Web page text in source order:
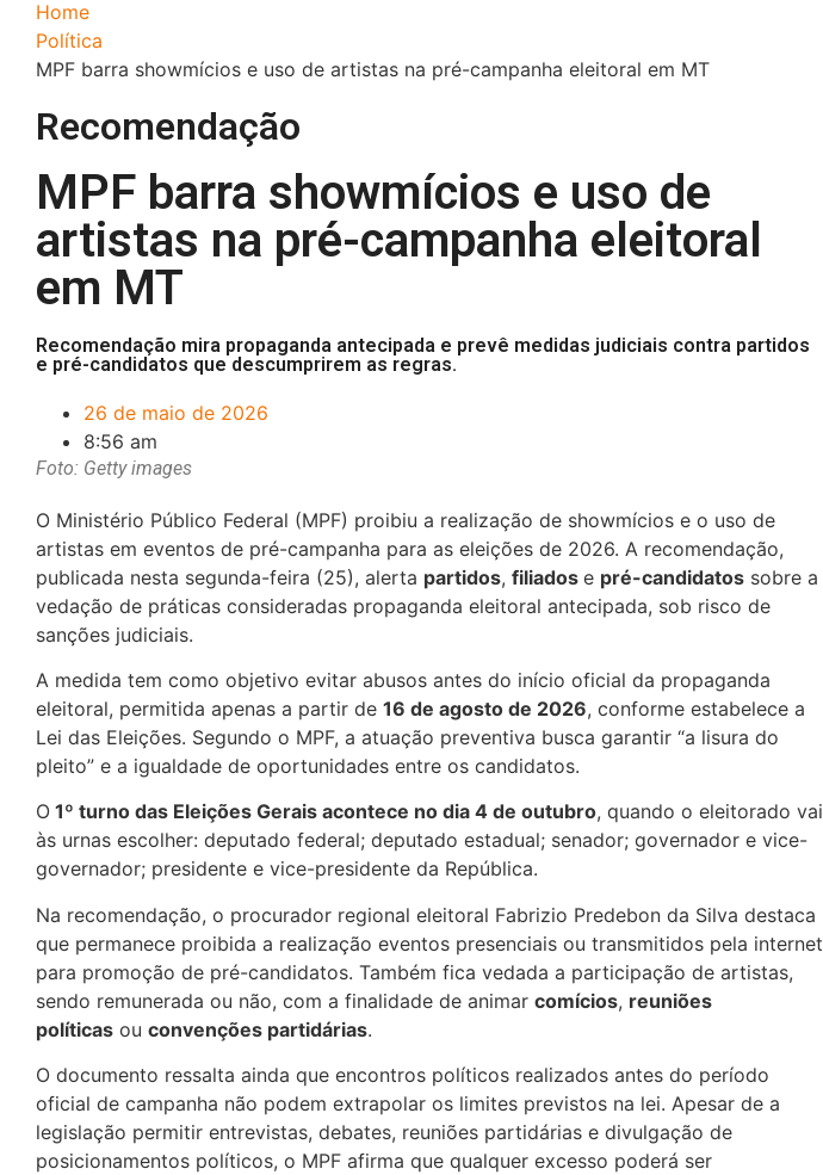
Home
Política
MPF barra showmícios e uso de artistas na pré-campanha eleitoral em MT
Recomendação
MPF barra showmícios e uso de
artistas na pré-campanha eleitoral
em MT
Recomendação mira propaganda antecipada e prevê medidas judiciais contra partidos
e pré-candidatos que descumprirem as regras.
26 de maio de 2026
8:56 am
Foto: Getty images
O Ministério Público Federal (MPF) proibiu a realização de showmícios e o uso de
artistas em eventos de pré-campanha para as eleições de 2026. A recomendação,
publicada nesta segunda-feira (25), alerta partidos, filiados e pré-candidatos sobre a
vedação de práticas consideradas propaganda eleitoral antecipada, sob risco de
sanções judiciais.
A medida tem como objetivo evitar abusos antes do início oficial da propaganda
eleitoral, permitida apenas a partir de 16 de agosto de 2026, conforme estabelece a
Lei das Eleições. Segundo o MPF, a atuação preventiva busca garantir “a lisura do
pleito” e a igualdade de oportunidades entre os candidatos.
O 1º turno das Eleições Gerais acontece no dia 4 de outubro, quando o eleitorado vai
às urnas escolher: deputado federal; deputado estadual; senador; governador e vice-
governador; presidente e vice-presidente da República.
Na recomendação, o procurador regional eleitoral Fabrizio Predebon da Silva destaca
que permanece proibida a realização eventos presenciais ou transmitidos pela internet
para promoção de pré-candidatos. Também fica vedada a participação de artistas,
sendo remunerada ou não, com a finalidade de animar comícios, reuniões
políticas ou convenções partidárias.
O documento ressalta ainda que encontros políticos realizados antes do período
oficial de campanha não podem extrapolar os limites previstos na lei. Apesar de a
legislação permitir entrevistas, debates, reuniões partidárias e divulgação de
posicionamentos políticos, o MPF afirma que qualquer excesso poderá ser